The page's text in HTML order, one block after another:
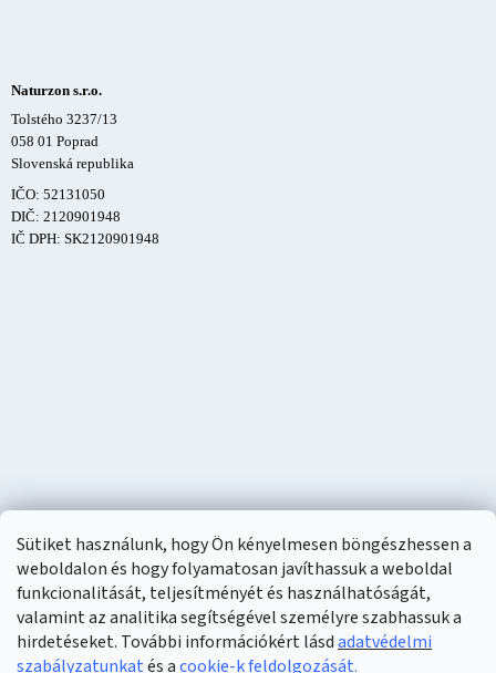
Sütiket használunk, hogy Ön kényelmesen böngészhessen a
weboldalon és hogy folyamatosan javíthassuk a weboldal
funkcionalitását, teljesítményét és használhatóságát,
valamint az analitika segítségével személyre szabhassuk a
hirdetéseket. További információkért lásdadatvédelmi
szabályzatunkatés acookie-k feldolgozását.
Naturzon s.r.o.
Tolstého 3237/13
058 01 Poprad
Slovenská republika
IČO: 52131050
DIČ: 2120901948
IČ DPH: SK2120901948